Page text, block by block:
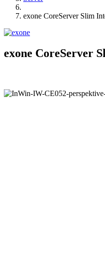
exone CoreServer Slim
exone CoreServer